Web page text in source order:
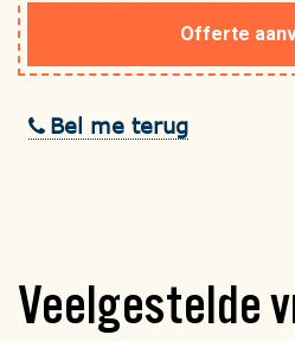
Offerte
Bel me terug
Veelgestelde